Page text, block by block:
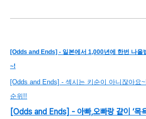
[Odds and Ends] - 일본에서 1,000년에 한번 나올
~!
[Odds and Ends] - 섹시는 키순이 아니잖아요
순위!!
[Odds and Ends] - 아빠,오빠랑 같이 ‘목